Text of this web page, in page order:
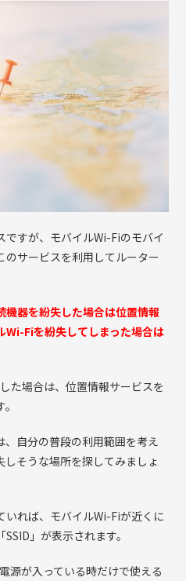
すが、モバイルWi-Fiのモバイ
のサービスを利用してルーター
器を紛失した場合は位置情報
Wi-Fiを紛失してしまった場合は
た場合は、位置情報サービスを
自分の普段の利用範囲を考え
そうな場所を探してみましょ
いれば、モバイルWi-Fiが近くに
」が表示されます。
源が入っている時だけで使える